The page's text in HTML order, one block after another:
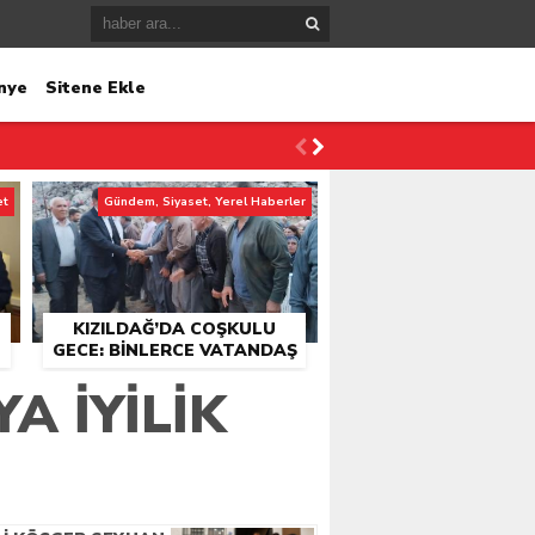
Sitene Ekle
KIZILDAĞ’DA COŞKULU
GECE: BINLERCE VATANDAŞ
BULUŞTU
Gündem, Siyaset, Yerel Haberler
İYİLİK